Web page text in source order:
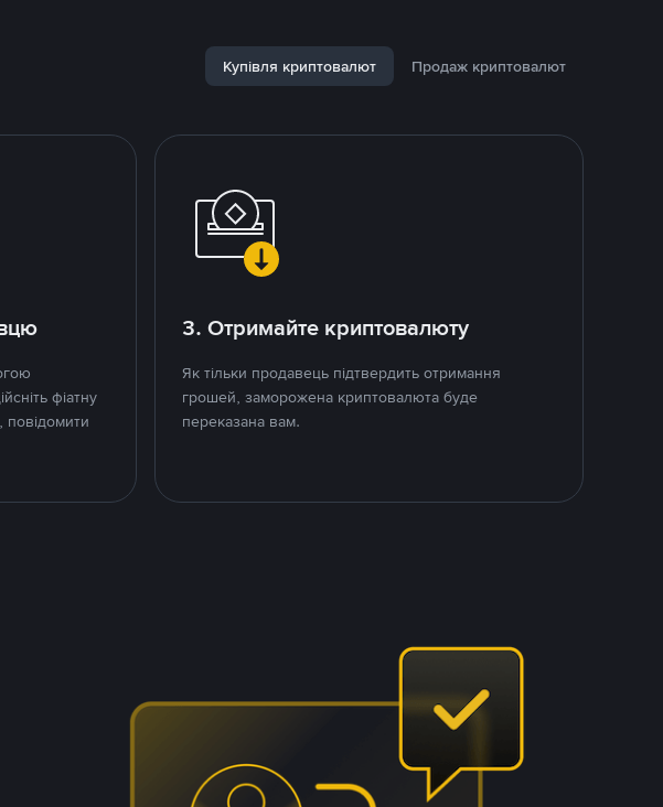
Купівля криптовалют Продаж криптовалют
фіатну
повідомити
3. Отримайте криптовалюту
Як тільки продавець підтвердить отримання
грошей, заморожена криптовалюта буде
переказана вам.